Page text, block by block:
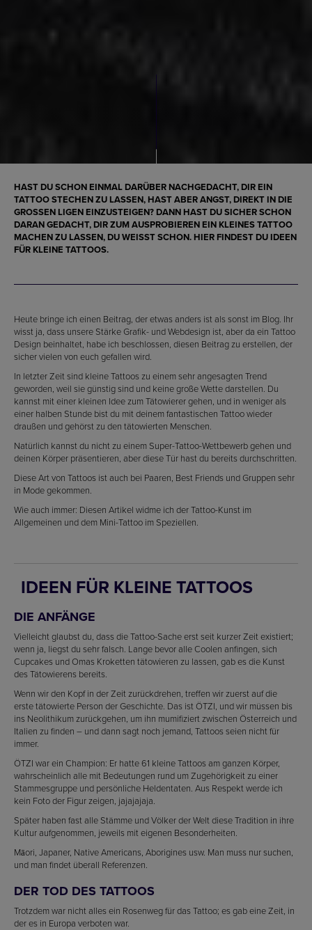
HAST DU SCHON EINMAL DARÜBER NACHGEDACHT, DIR EIN
TATTOO STECHEN ZU LASSEN, HAST ABER ANGST, DIREKT IN DIE
GROSSEN LIGEN EINZUSTEIGEN? DANN HAST DU SICHER SCHON D
ARAN GEDACHT, DIR ZUM AUSPROBIEREN EIN KLEINES TATTOO M
ACHEN ZU LASSEN, DU WEISST SCHON. HIER FINDEST DU IDEEN FÜ
R KLEINE TATTOOS.
Heute bringe ich einen Beitrag, der etwas anders ist als sonst im Blog. Ihr
wisst ja, dass unsere Stärke Grafik- und Webdesign ist, aber da ein Tattoo
Design beinhaltet, habe ich beschlossen, diesen Beitrag zu erstellen, der
sicher vielen von euch gefallen wird.
In letzter Zeit sind kleine Tattoos zu einem sehr angesagten Trend
geworden, weil sie günstig sind und keine große Wette darstellen. Du
kannst mit einer kleinen Idee zum Tätowierer gehen, und in weniger als
einer halben Stunde bist du mit deinem fantastischen Tattoo wieder
draußen und gehörst zu den tätowierten Menschen.
Natürlich kannst du nicht zu einem Super-Tattoo-Wettbewerb gehen und
deinen Körper präsentieren, aber diese Tür hast du bereits durchschritten.
Diese Art von Tattoos ist auch bei Paaren, Best Friends und Gruppen sehr
in Mode gekommen.
Wie auch immer: Diesen Artikel widme ich der Tattoo-Kunst im
Allgemeinen und dem Mini-Tattoo im Speziellen.
IDEEN FÜR KLEINE TATTOOS
DIE ANFÄNGE
Vielleicht glaubst du, dass die Tattoo-Sache erst seit kurzer Zeit existiert;
wenn ja, liegst du sehr falsch. Lange bevor alle Coolen anfingen, sich
Cupcakes und Omas Kroketten tätowieren zu lassen, gab es die Kunst
des Tätowierens bereits.
Wenn wir den Kopf in der Zeit zurückdrehen, treffen wir zuerst auf die
erste tätowierte Person der Geschichte. Das ist ÖTZI, und wir müssen bis
ins Neolithikum zurückgehen, um ihn mumifiziert zwischen Österreich und
Italien zu finden – und dann sagt noch jemand, Tattoos seien nicht für
immer.
ÖTZI war ein Champion: Er hatte 61 kleine Tattoos am ganzen Körper,
wahrscheinlich alle mit Bedeutungen rund um Zugehörigkeit zu einer
Stammesgruppe und persönliche Heldentaten. Aus Respekt werde ich
kein Foto der Figur zeigen, jajajajaja.
Später haben fast alle Stämme und Völker der Welt diese Tradition in ihre
Kultur aufgenommen, jeweils mit eigenen Besonderheiten.
Māori, Japaner, Native Americans, Aborigines usw. Man muss nur suchen,
und man findet überall Referenzen.
DER TOD DES TATTOOS
Trotzdem war nicht alles ein Rosenweg für das Tattoo; es gab eine Zeit, in
der es in Europa verboten war.